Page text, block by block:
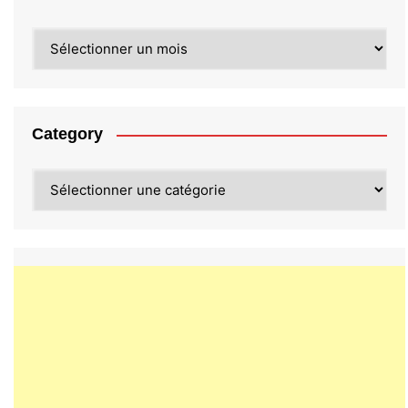
Category